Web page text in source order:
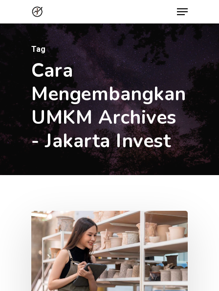
to
Menu
Tag
Cara
Mengembangkan
UMKM Archives
- Jakarta Invest
Close
Menu